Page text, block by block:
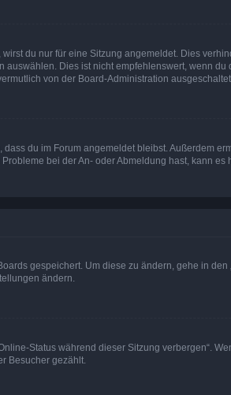
du nur für eine Sitzung angemeldet. Dies
Dies ist nicht empfehlenswert, wenn
von der Board-Administration
du im Forum angemeldet bleibst. Außerdem
bei der An- oder Abmeldung hast, kann
gespeichert. Um diese zu ändern, gehe in
ändern.
Status während dieser Sitzung verbergen“.
Besucher gezählt.